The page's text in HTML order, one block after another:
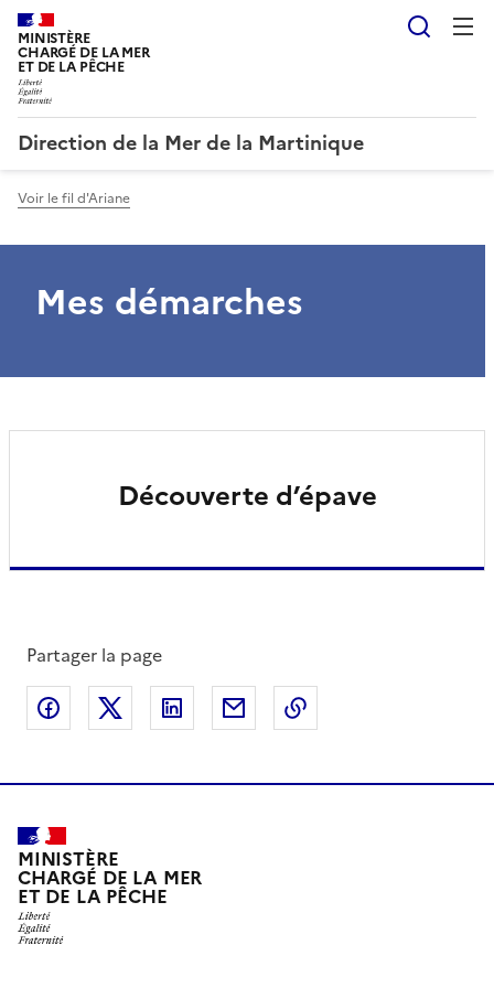
MINISTÈRE
CHARGÉ DE LA MER
ET DE LA PÊCHE
Direction de la Mer de la Martinique
Voir le fil d'Ariane
Mes démarches
Découverte d’épave
Partager la page
Partager sur Facebook
Partager sur XPartager sur LinkedIn
Partager par email
MINISTÈRE
CHARGÉ DE LA MER
ET DE LA PÊCHE